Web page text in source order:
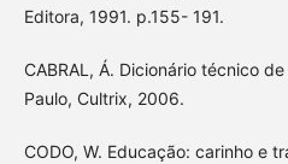
Editora, 1991. p.155- 191.
CABRAL, Á. Dicionário técnico
Paulo, Cultrix, 2006.
CODO, W. Educação: carinho e